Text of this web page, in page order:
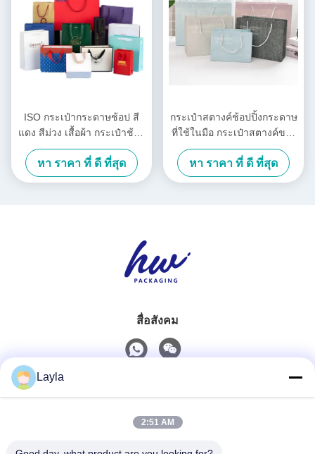
ISO กระเป๋ากระดาษช้อป สี
แดง สีม่วง เสื้อผ้า กระเป๋าช้อป
สัญลักษณ์
หา ราคา ที่ ดี ที่สุด
กระเป๋าสตางค์ช้อปปิ้งกระดาษ
ที่ใช้ในมือ กระเป๋าสตางค์ของ
ขวัญวันเกิดแบบ INS
หา ราคา ที่ ดี ที่สุด
สื่อสังคม
0086-18688885859
Layla
2:51 AM